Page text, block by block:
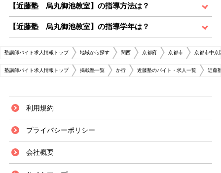
【近藤塾 烏丸御池教室】の指導方法は？
【近藤塾 烏丸御池教室】の指導学年は？
塾講師バイト求人情報トップ 地域から探す 関西 京都府 京都市 京都市中京
塾講師バイト求人情報トップ 掲載塾一覧 か行 近藤塾のバイト・求人一覧 近藤
利用規約
プライバシーポリシー
会社概要